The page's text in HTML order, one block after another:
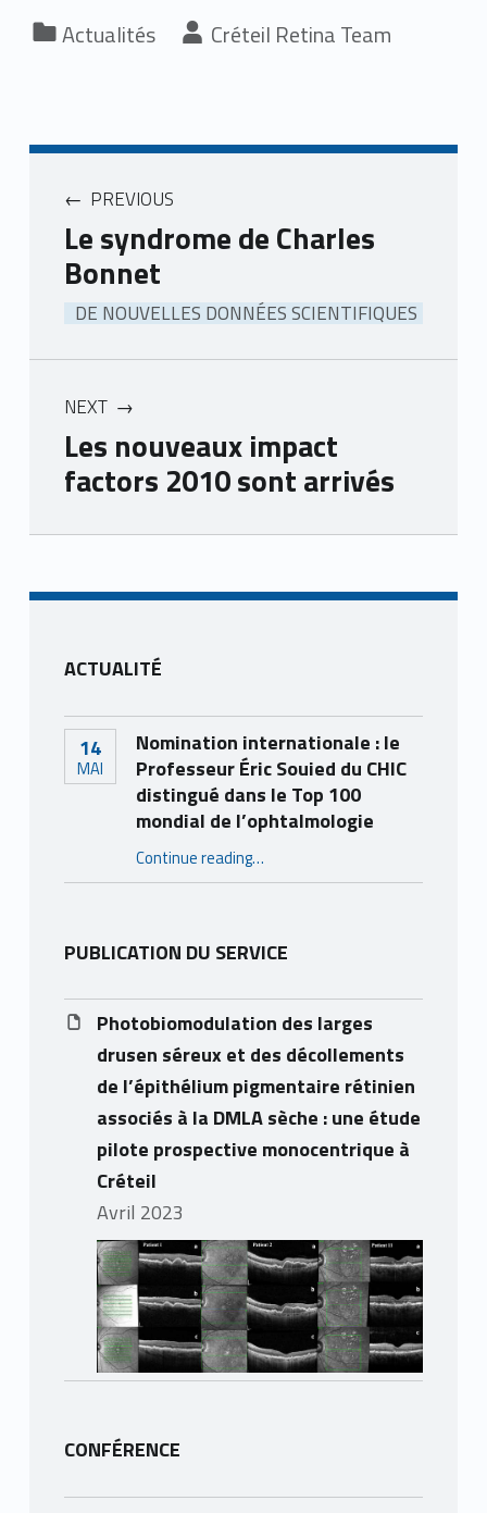
Categorized in:
Actualités Written by:
Créteil Retina Team
PREVIOUS
Le syndrome de Charles
Bonnet
DE NOUVELLES DONNÉES SCIENTIFIQUES
NEXT
Les nouveaux impact
factors 2010 sont arrivés
Skip back to main navigation
ACTUALITÉ
14
MAI
Nomination internationale : le
Professeur Éric Souied du CHIC
distingué dans le Top 100
mondial de l’ophtalmologie
Continue reading“Nomination internationale : le Professeur Éric Souied du CHIC distingué dans le Top 100 mondial de l’ophtalmologie”
…
PUBLICATION DU SERVICE
Photobiomodulation des larges
drusen séreux et des décollements
de l’épithélium pigmentaire rétinien
associés à la DMLA sèche : une étude
pilote prospective monocentrique à
Créteil
avril 2023
CONFÉRENCE